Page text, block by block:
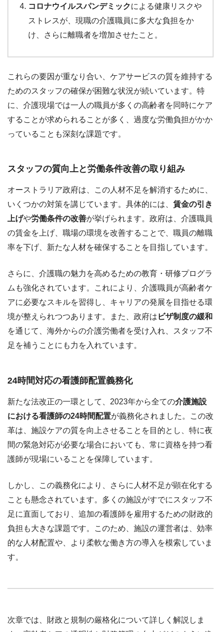
コロナウイルスパンデミックによる健康リスクや
ストレスが、現職の介護職員に多大な負担をか
け、さらに離職者を増加させたこと。
これらの要因が重なり合い、ケアサービスの質を維持する
ためのスタッフの確保が困難な状況が続いています。特
に、介護現場では一人の職員が多くの高齢者を同時にケア
することが求められることが多く、過度な労働負担がかか
っていることも深刻な課題です。
スタッフの質向上と労働条件改善の取り組み
オーストラリア政府は、この人材不足を解消するために、
いくつかの対策を講じています。具体的には、 賃金の引き
上げや労働条件の改善が挙げられます。政府は、介護職員
の賃金を上げ、職場の環境を改善することで、職員の離職
率を下げ、新たな人材を確保することを目指しています。
さらに、介護職の魅力を高めるための教育・研修プログラ
ムも強化されています。これにより、介護職員が高齢者ケ
アに必要なスキルを習得し、キャリアの発展を目指せる環
境が整えられつつあります。また、政府は ビザ制度の緩和
を通じて、海外からの介護労働者を受け入れ、スタッフ不
足を補うことにも力を入れています。
24時間対応の看護師配置義務化
新たな法改正の一環として、2023年から全ての介護施設
における看護師の24時間配置が義務化されました。この改
革は、施設ケアの質を向上させることを目的とし、特に夜
間の緊急対応が必要な場合においても、常に資格を持つ看
護師が現場にいることを保障しています。
しかし、この義務化により、さらに人材不足が顕在化する
ことも懸念されています。多くの施設がすでにスタッフ不
足に直面しており、追加の看護師を雇用するための財政的
負担も大きな課題です。このため、施設の運営者は、効率
的な人材配置や、より柔軟な働き方の導入を模索していま
す。
次章では、財政と規制の厳格化について詳しく解説しま